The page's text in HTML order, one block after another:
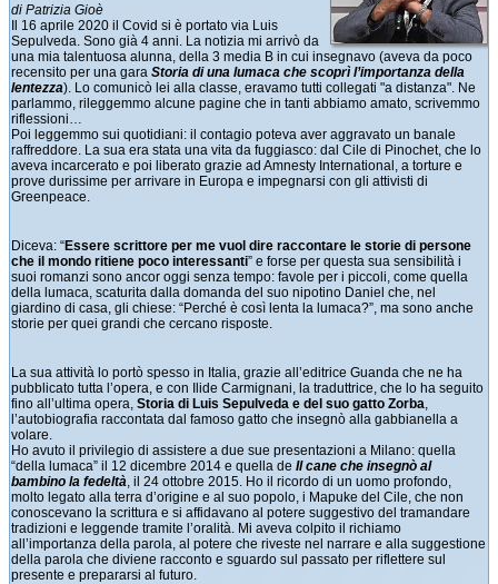
di Patrizia Gioè
Il 16 aprile 2020 il Covid si è portato via Luis
Sepulveda. Sono già 4 anni. La notizia mi arrivò da
una mia talentuosa alunna, della 3 media B in cui insegnavo (aveva da poco
recensito per una gara Storia di una lumaca che scoprì l’importanza della
lentezza). Lo comunicò lei alla classe, eravamo tutti collegati "a distanza". Ne
parlammo, rileggemmo alcune pagine che in tanti abbiamo amato, scrivemmo
riflessioni…
Poi leggemmo sui quotidiani: il contagio poteva aver aggravato un banale
raffreddore. La sua era stata una vita da fuggiasco: dal Cile di Pinochet, che lo
aveva incarcerato e poi liberato grazie ad Amnesty International, a torture e
prove durissime per arrivare in Europa e impegnarsi con gli attivisti di
Greenpeace.
Diceva: “Essere scrittore per me vuol dire raccontare le storie di persone
che il mondo ritiene poco interessanti” e forse per questa sua sensibilità i
suoi romanzi sono ancor oggi senza tempo: favole per i piccoli, come quella
della lumaca, scaturita dalla domanda del suo nipotino Daniel che, nel
giardino di casa, gli chiese: “Perché è così lenta la lumaca?”, ma sono anche
storie per quei grandi che cercano risposte.
La sua attività lo portò spesso in Italia, grazie all’editrice Guanda che ne ha
pubblicato tutta l’opera, e con Ilide Carmignani, la traduttrice, che lo ha seguito
fino all’ultima opera, Storia di Luis Sepulveda e del suo gatto Zorba
l’autobiografia raccontata dal famoso gatto che insegnò alla gabbianella a
volare.
Ho avuto il privilegio di assistere a due sue presentazioni a Milano: quella
“della lumaca” il 12 dicembre 2014 e quella de Il cane che insegnò al
bambino la fedeltà , il 24 ottobre 2015. Ho il ricordo di un uomo profondo,
molto legato alla terra d’origine e al suo popolo, i Mapuke del Cile, che non
conoscevano la scrittura e si affidavano al potere suggestivo del tramandare
tradizioni e leggende tramite l’oralità. Mi aveva colpito il richiamo
all’importanza della parola, al potere che riveste nel narrare e alla suggestione
della parola che diviene racconto e sguardo sul passato per riflettere sul
presente e prepararsi al futuro.